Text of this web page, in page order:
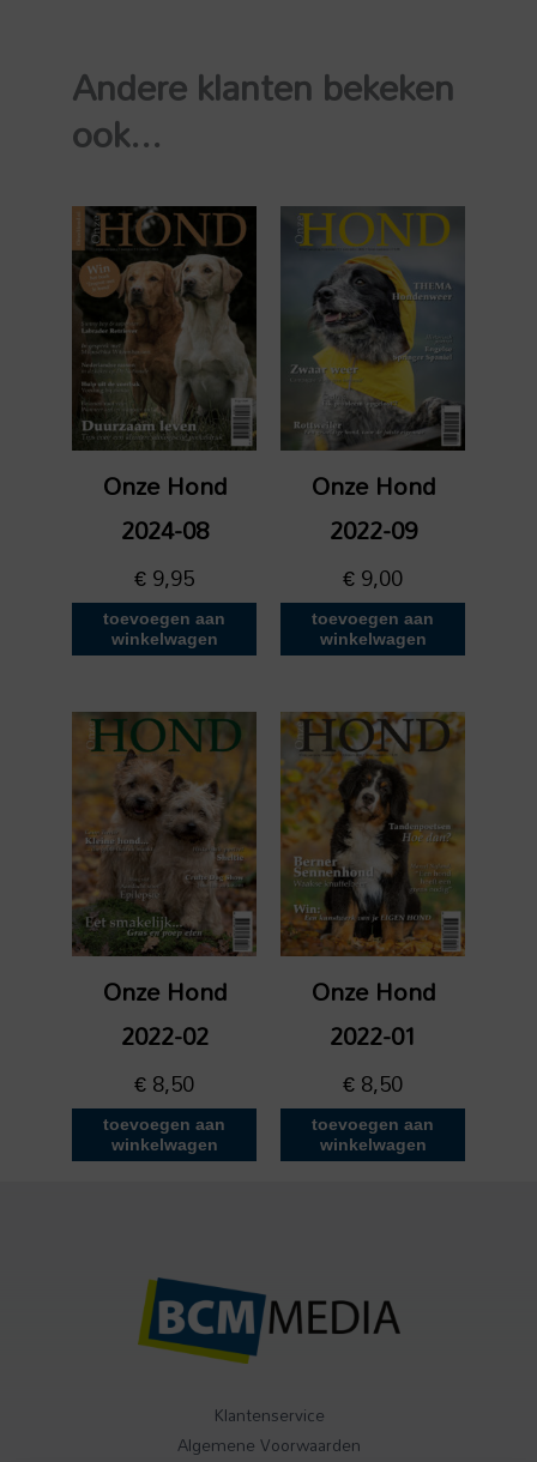
Andere klanten bekeken
ook...
Onze Hond
2024-08
€9,95
toevoegen aan
winkelwagen
Onze Hond
2022-09
€9,00
toevoegen aan
winkelwagen
Onze Hond
2022-02
€8,50
toevoegen aan
winkelwagen
Onze Hond
2022-01
€8,50
toevoegen aan
winkelwagen
Klantenservice
Algemene Voorwaarden